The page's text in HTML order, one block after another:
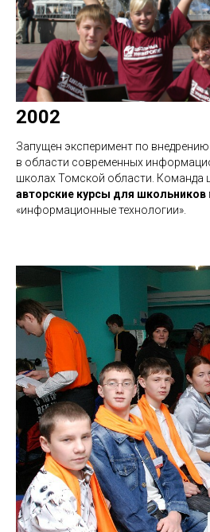
2002
Запущен эксперимент по
в области современных
школах Томской области. Команда
авторские курсы для школьников
«информационные технологии».